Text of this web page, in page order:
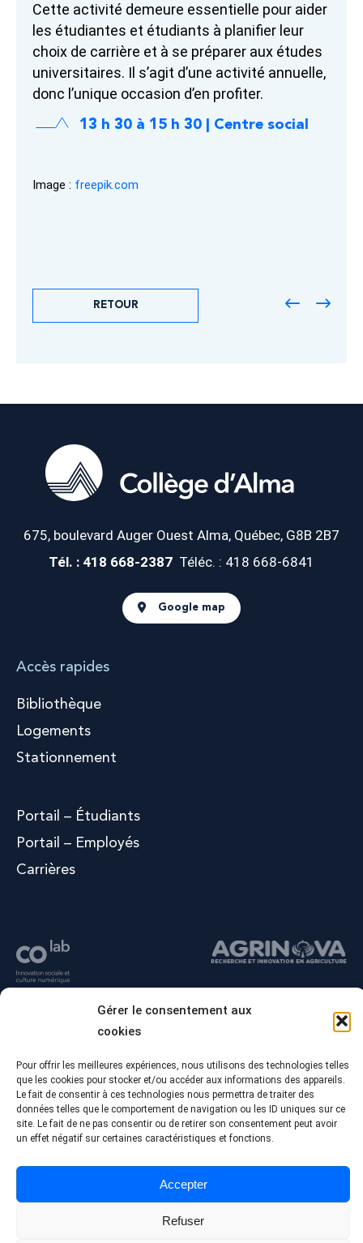
Gérer le consentement aux
cookies
Pour offrir les meilleures expériences, nous utilisons des technologies telles
que les cookies pour stocker et/ou accéder aux informations des appareils.
Le fait de consentir à ces technologies nous permettra de traiter des
données telles que le comportement de navigation ou les ID uniques sur ce
site. Le fait de ne pas consentir ou de retirer son consentement peut avoir
un effet négatif sur certaines caractéristiques et fonctions.
Accepter
Refuser
Cette activité demeure essentielle pour aider
les étudiantes et étudiants à planifier leur
choix de carrière et à se préparer aux études
universitaires. Il s’agit d’une activité annuelle,
donc l’unique occasion d’en profiter.
13 h 30 à 15 h 30 | Centre social
Image : freepik.com
RETOUR
675, boulevard Auger Ouest Alma, Québec, G8B 2B7
Tél. : 418 668-2387 Téléc. : 418 668-6841
Google map
Accès rapides
Bibliothèque
Logements
Stationnement
Portail – Étudiants
Portail – Employés
Carrières
© Tous droits réservés - Collège Alma
Politique de confidentialité